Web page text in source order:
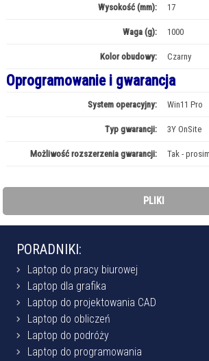
Wysokość (mm): 17
Waga (g): 1000
Kolor obudowy: Czarny
Oprogramowanie i gwarancja
System operacyjny: Win11 Pro
Typ gwarancji: 3Y OnSite
Możliwość rozszerzenia gwarancji: Tak -
PLIKI
PORADNIKI:
Laptop do pracy biurowej
Laptop dla grafika
Laptop do projektowania CAD
Laptop do obliczeń
Laptop do podróży
Laptop do programowania